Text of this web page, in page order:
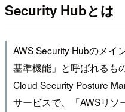
Security Hubとは
AWS Security Hubのメイ
基準機能」と呼ばれるも
Cloud Security Posture
サービスで、「AWSリソ